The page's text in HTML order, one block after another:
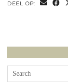
DEEL OP: